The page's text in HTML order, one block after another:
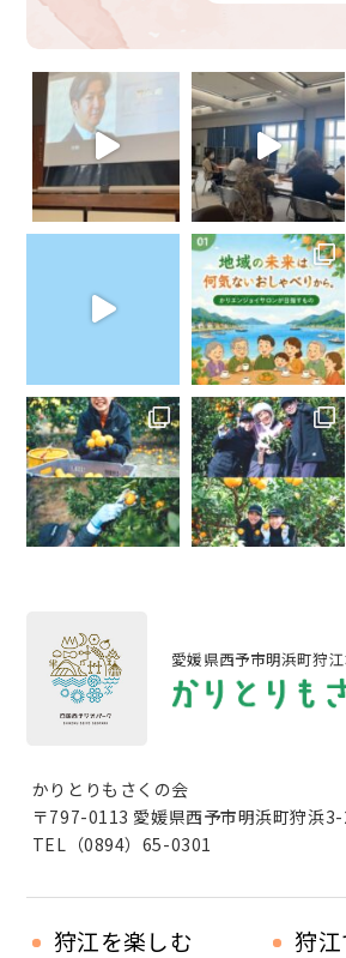
愛媛県西予市明浜町狩
かりとりもさくの会
〒797-0113 愛媛県西予市明浜町狩浜
TEL（0894）65-0301
狩江を楽しむ 狩